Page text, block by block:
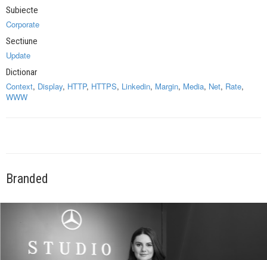
Subiecte
Corporate
Sectiune
Update
Dictionar
Context, Display, HTTP, HTTPS, Linkedin, Margin, Media, Net, Rate,
WWW
Branded